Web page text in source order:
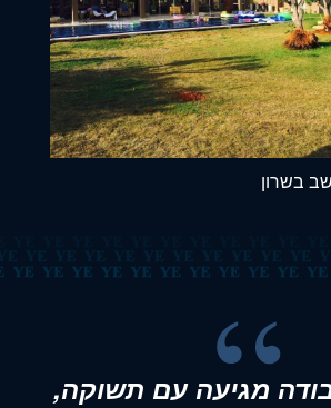
בשרון
מגיעה עם תשוקה,